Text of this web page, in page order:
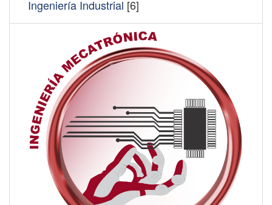
Ingeniería Industrial [6]